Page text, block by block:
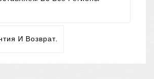
И Возврат.